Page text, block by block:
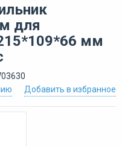
для
мм
Добавить в избранное